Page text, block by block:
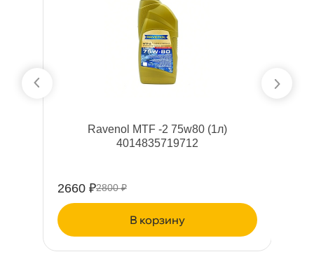
Ravenol MTF -2 75w80 (1л)
4014835719712
2660 ₽2800 ₽
корзину